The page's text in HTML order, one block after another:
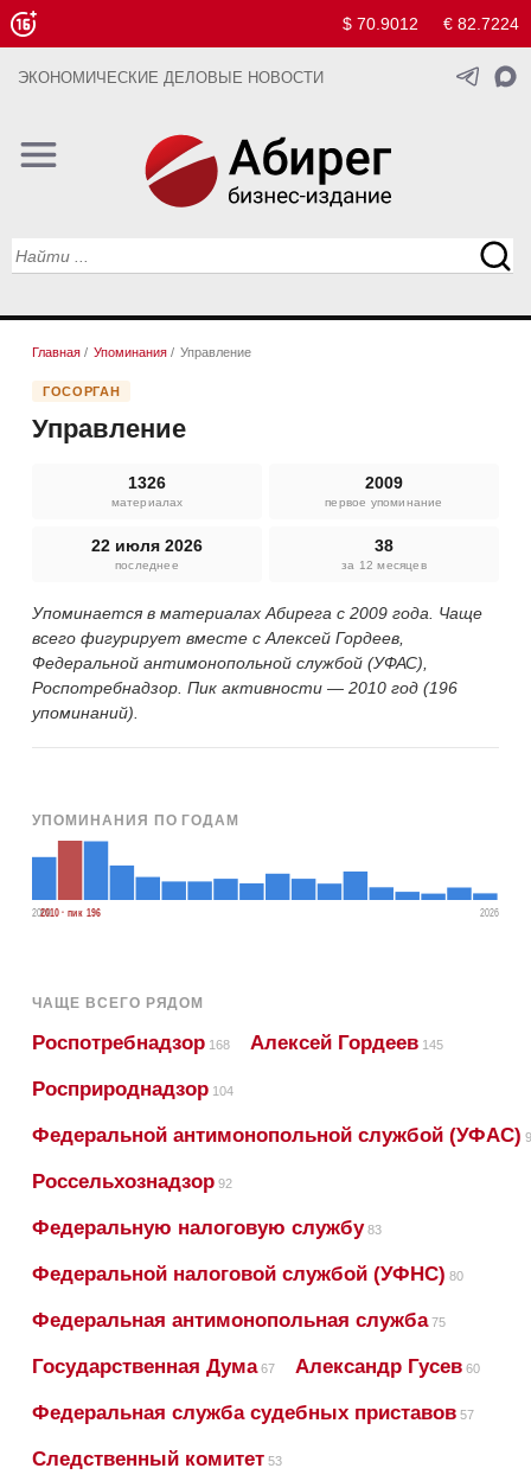
$ 70.9012 € 82.7224
ЭКОНОМИЧЕСКИЕ ДЕЛОВЫЕ НОВОСТИ
Главная / Упоминания / Управление
ГОСОРГАН
Управление
1326
материалах
2009
первое упоминание
22 июля 2026
последнее
38
за 12 месяцев
Упоминается в материалах Абирега с 2009 года. Чаще
всего фигурирует вместе с Алексей Гордеев,
Федеральной антимонопольной службой (УФАС),
Роспотребнадзор. Пик активности — 2010 год (196
упоминаний).
УПОМИНАНИЯ ПО ГОДАМ
20092010 · пик 196 2026
ЧАЩЕ ВСЕГО РЯДОМ
Роспотребнадзор 168 Алексей Гордеев 145
Росприроднадзор 104
Федеральной антимонопольной службой (УФАС)
Россельхознадзор 92
Федеральную налоговую службу83
Федеральной налоговой службой (УФНС) 80
Федеральная антимонопольная служба75
Государственная Дума67 Александр Гусев 60
Федеральная служба судебных приставов 57
Следственный комитет 53